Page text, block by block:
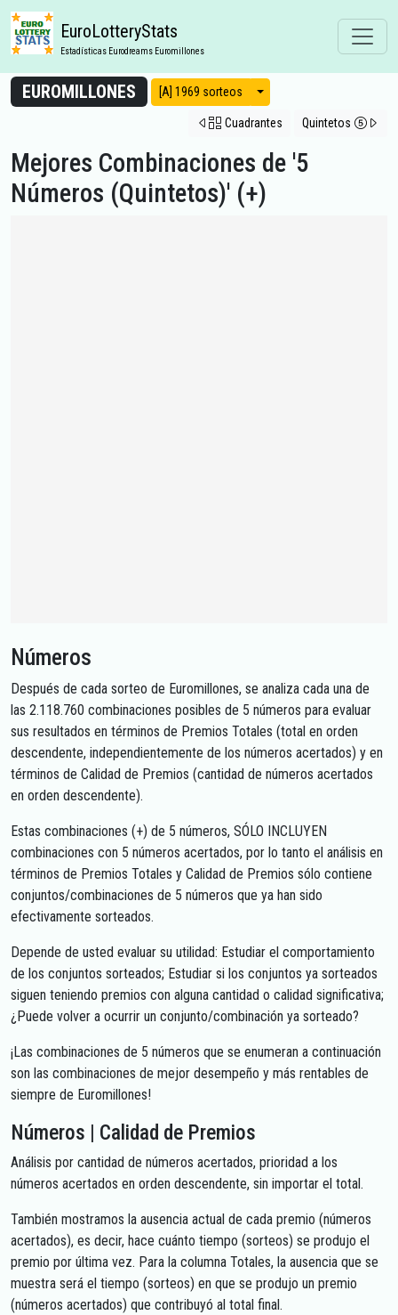
EuroLotteryStats
Estadísticas Eurodreams Euromillones
EUROMILLONES [A] 1969 sorteos Modos de vista
Cuadrantes Quintetos
Mejores Combinaciones de '5
Números (Quintetos)' (+)
Números
Después de cada sorteo de Euromillones, se analiza cada una de
las 2.118.760 combinaciones posibles de 5 números para evaluar
sus resultados en términos de Premios Totales (total en orden
descendente, independientemente de los números acertados) y en
términos de Calidad de Premios (cantidad de números acertados
en orden descendente).
Estas combinaciones (+) de 5 números, SÓLO INCLUYEN
combinaciones con 5 números acertados, por lo tanto el análisis en
términos de Premios Totales y Calidad de Premios sólo contiene
conjuntos/combinaciones de 5 números que ya han sido
efectivamente sorteados.
Depende de usted evaluar su utilidad: Estudiar el comportamiento
de los conjuntos sorteados; Estudiar si los conjuntos ya sorteados
siguen teniendo premios con alguna cantidad o calidad significativa;
¿Puede volver a ocurrir un conjunto/combinación ya sorteado?
¡Las combinaciones de 5 números que se enumeran a continuación
son las combinaciones de mejor desempeño y más rentables de
siempre de Euromillones!
Números | Calidad de Premios
Análisis por cantidad de números acertados, prioridad a los
números acertados en orden descendente, sin importar el total.
También mostramos la ausencia actual de cada premio (números
acertados), es decir, hace cuánto tiempo (sorteos) se produjo el
premio por última vez. Para la columna Totales, la ausencia que se
muestra será el tiempo (sorteos) en que se produjo un premio
(números acertados) que contribuyó al total final.